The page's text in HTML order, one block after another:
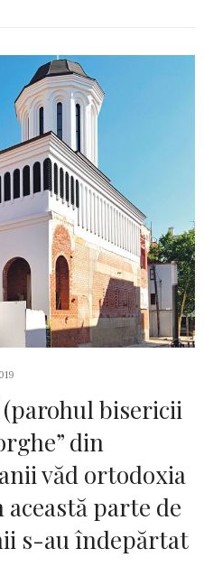
(parohul bisericii
din
văd ortodoxia
parte de
s-au îndepărtat